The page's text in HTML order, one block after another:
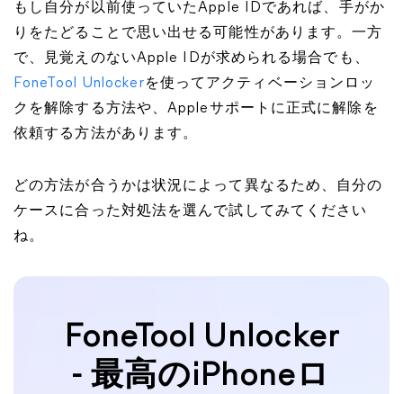
もし自分が以前使っていたApple IDであれば、手がか
りをたどることで思い出せる可能性があります。一方
で、見覚えのないApple IDが求められる場合でも、
FoneTool Unlockerを使ってアクティベーションロッ
クを解除する方法や、Appleサポートに正式に解除を
依頼する方法があります。
どの方法が合うかは状況によって異なるため、自分の
ケースに合った対処法を選んで試してみてください
ね。
FoneTool Unlocker
- 最高のiPhoneロ